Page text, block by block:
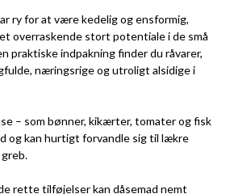
ry for at være kedelig og ensformig,
overraskende stort potentiale i de små
praktiske indpakning finder du råvarer,
næringsrige og utroligt alsidige i
– som bønner, kikærter, tomater og fisk
og kan hurtigt forvandle sig til lækre
rette tilføjelser kan dåsemad nemt